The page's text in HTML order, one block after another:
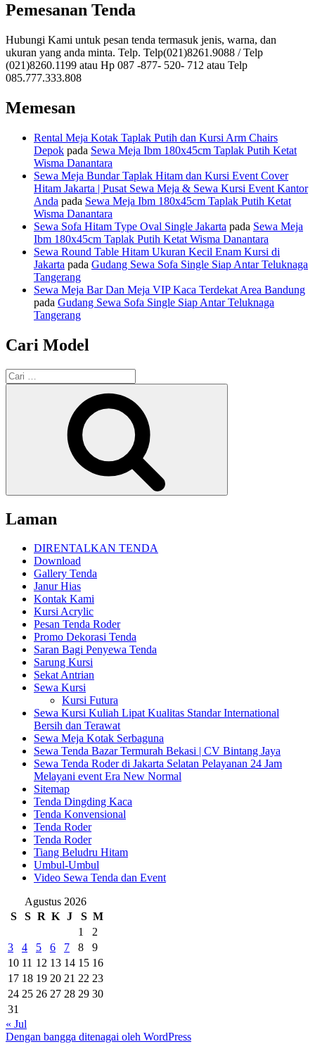
Pemesanan Tenda
Hubungi Kami untuk pesan tenda termasuk jenis, warna, dan
ukuran yang anda minta. Telp. Telp(021)8261.9088 / Telp
(021)8260.1199 atau Hp 087 -877- 520- 712 atau Telp
085.777.333.808
Memesan
Rental Meja Kotak Taplak Putih dan Kursi Arm Chairs
Depok pada Sewa Meja Ibm 180x45cm Taplak Putih Ketat
Wisma Danantara
Sewa Meja Bundar Taplak Hitam dan Kursi Event Cover
Hitam Jakarta | Pusat Sewa Meja & Sewa Kursi Event Kantor
Anda pada Sewa Meja Ibm 180x45cm Taplak Putih Ketat
Wisma Danantara
Sewa Sofa Hitam Type Oval Single Jakarta pada Sewa Meja
Ibm 180x45cm Taplak Putih Ketat Wisma Danantara
Sewa Round Table Hitam Ukuran Kecil Enam Kursi di
Jakarta pada Gudang Sewa Sofa Single Siap Antar Teluknaga
Tangerang
Sewa Meja Bar Dan Meja VIP Kaca Terdekat Area Bandung
pada Gudang Sewa Sofa Single Siap Antar Teluknaga
Tangerang
Cari Model
Pencarian
untuk:
Laman
DIRENTALKAN TENDA
Download
Gallery Tenda
Janur Hias
Kontak Kami
Kursi Acrylic
Pesan Tenda Roder
Promo Dekorasi Tenda
Saran Bagi Penyewa Tenda
Sarung Kursi
Sekat Antrian
Sewa Kursi
Kursi Futura
Sewa Kursi Kuliah Lipat Kualitas Standar International
Bersih dan Terawat
Sewa Meja Kotak Serbaguna
Sewa Tenda Bazar Termurah Bekasi | CV Bintang Jaya
Sewa Tenda Roder di Jakarta Selatan Pelayanan 24 Jam
Melayani event Era New Normal
Sitemap
Tenda Dingding Kaca
Tenda Konvensional
Tenda Roder
Tenda Roder
Tiang Beludru Hitam
Umbul-Umbul
Video Sewa Tenda dan Event
Agustus 2026
S
S R K J S M
1
2
3
4 5 6 7 8
9
10 11 12 13 14 15 16
17 18 19 20 21 22 23
24 25 26 27 28 29 30
31
« Jul
Dengan bangga ditenagai oleh WordPress